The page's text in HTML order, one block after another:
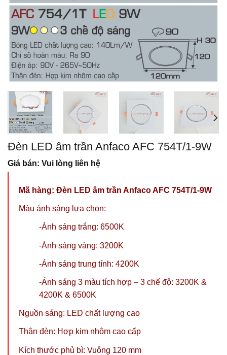
Đèn LED âm trần Anfaco AFC 754T/1-9W
Giá bán: Vui lòng liên hệ
Mã hàng: Đèn LED âm trần Anfaco AFC 754T/1-9W
Màu ánh sáng lựa chọn:
-Ánh sáng trắng: 6500K
-Ánh sáng vàng: 3200K
-Ánh sáng trung tính: 4200K
-Ánh sáng 3 màu tích hợp – 3 chế độ: 3200K &
4200K & 6500K
Nguồn sáng: LED chất lượng cao
Thân đèn: Hợp kim nhôm cao cấp
Kích thước phủ bì: Vuông 120 mm